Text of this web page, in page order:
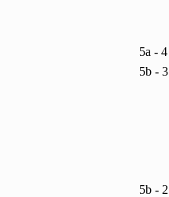
5a - 4
5b - 3
5b - 2